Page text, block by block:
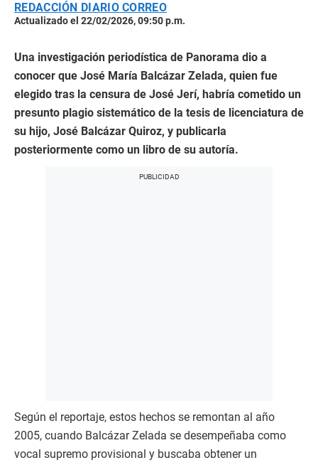
REDACCIÓN DIARIO CORREO
Actualizado el 22/02/2026, 09:50 p.m.
Una investigación periodística de Panorama dio a
conocer que José María Balcázar Zelada, quien fue
elegido tras la censura de José Jerí, habría cometido un
presunto plagio sistemático de la tesis de licenciatura de
su hijo, José Balcázar Quiroz, y publicarla
posteriormente como un libro de su autoría.
Según el reportaje, estos hechos se remontan al año
2005, cuando Balcázar Zelada se desempeñaba como
vocal supremo provisional y buscaba obtener un